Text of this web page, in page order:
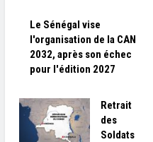
Le Sénégal vise
l'organisation de la CAN
2032, après son échec
pour l'édition 2027
Retrait
des
Soldats